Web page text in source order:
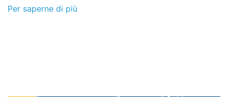
Per saperne di più